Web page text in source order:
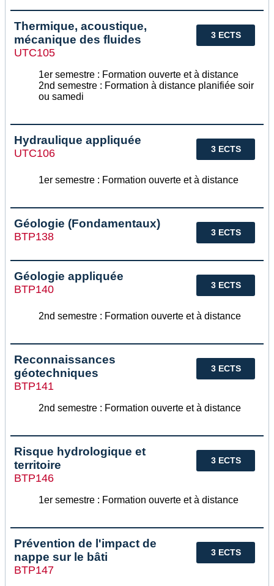
3 ECTS
Thermique, acoustique,
mécanique des fluides
UTC105
1er semestre : Formation ouverte et à distance
2nd semestre : Formation à distance planifiée soir
ou samedi
3 ECTS
Hydraulique appliquée
UTC106
1er semestre : Formation ouverte et à distance
3 ECTS
Géologie (Fondamentaux)
BTP138
3 ECTS
Géologie appliquée
BTP140
2nd semestre : Formation ouverte et à distance
3 ECTS
Reconnaissances
géotechniques
BTP141
2nd semestre : Formation ouverte et à distance
3 ECTS
Risque hydrologique et
territoire
BTP146
1er semestre : Formation ouverte et à distance
3 ECTS
Prévention de l'impact de
nappe sur le bâti
BTP147